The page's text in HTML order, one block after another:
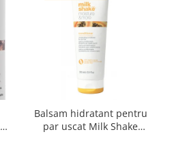
Balsam hidratant pentru
par uscat Milk Shake